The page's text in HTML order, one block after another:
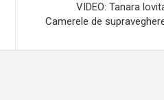
VIDEO: Tanara
Camerele de